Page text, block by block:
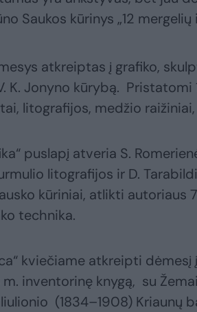
Saukos kūrinys „12 mergelių
atkreiptas į grafiko,
K. Jonyno kūrybą. Pristatomi
litografijos, medžio
puslapį atveria S.
litografijos ir D.
kūriniai, atlikti autoriaus
lako technika.
kviečiame atkreipti dėmesį
m. inventorinę knygą, su
(1834–1908) Kriaunų